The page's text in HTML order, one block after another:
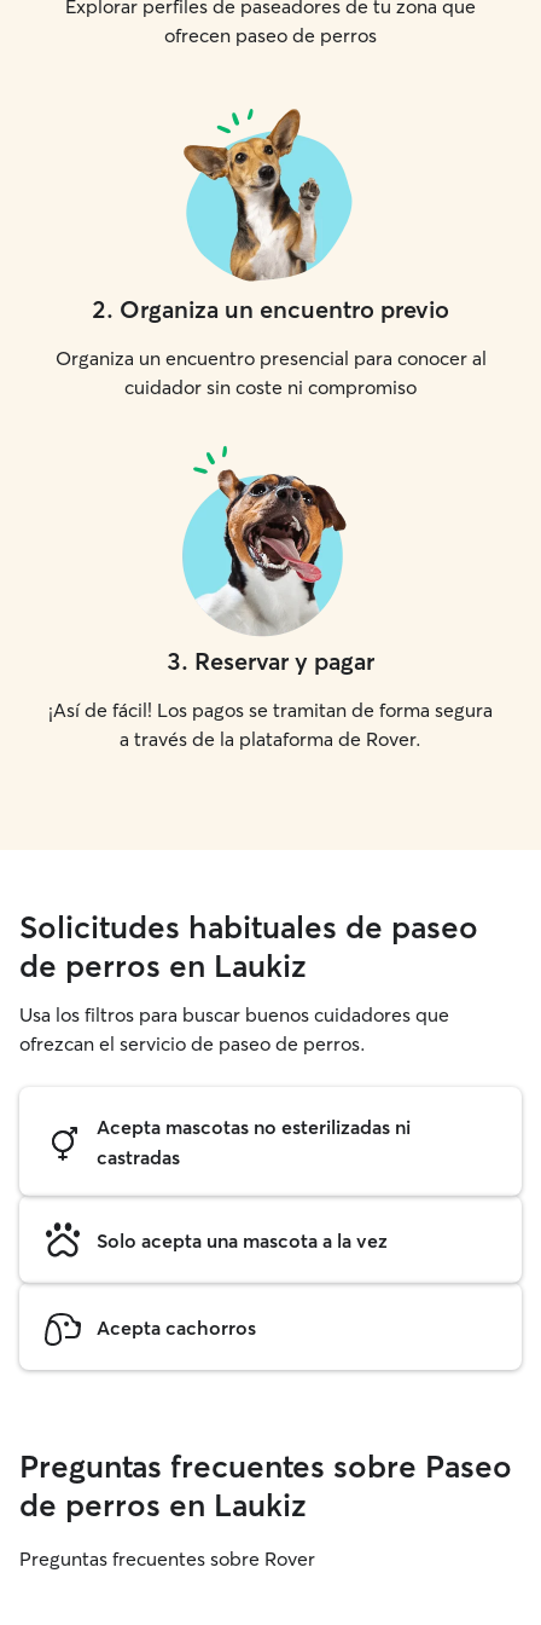
Explorar perfiles de paseadores de tu zona que
ofrecen paseo de perros
2. Organiza un encuentro previo
Organiza un encuentro presencial para conocer al
cuidador sin coste ni compromiso
3. Reservar y pagar
¡Así de fácil! Los pagos se tramitan de forma segura
a través de la plataforma de Rover.
Solicitudes habituales de paseo
de perros en Laukiz
Usa los filtros para buscar buenos cuidadores que
ofrezcan el servicio de paseo de perros.
Acepta mascotas no esterilizadas ni
castradas
Solo acepta una mascota a la vez
Acepta cachorros
Preguntas frecuentes sobre Paseo
de perros en Laukiz
Preguntas frecuentes sobre Rover